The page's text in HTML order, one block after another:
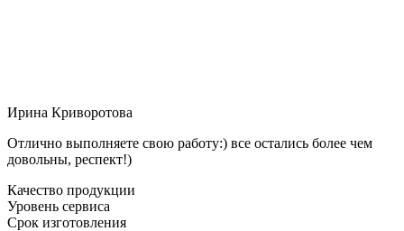
Ирина Криворотова
Отлично выполняете свою работу:) все остались более чем
довольны, респект!)
Качество продукции
Уровень сервиса
Срок изготовления